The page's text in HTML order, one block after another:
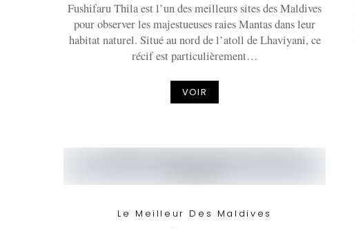
Fushifaru Thila est l’un des meilleurs sites des Maldives
pour observer les majestueuses raies Mantas dans leur
habitat naturel. Situé au nord de l’atoll de Lhaviyani, ce
récif est particulièrement…
VOIR
Le Meilleur Des Maldives